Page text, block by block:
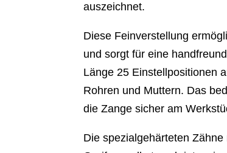
auszeichnet.
Diese Feinverstellung
und sorgt für eine
Länge 25 Einstellpositionen
Rohren und Muttern. Das
die Zange sicher am
Die spezialgehärteten